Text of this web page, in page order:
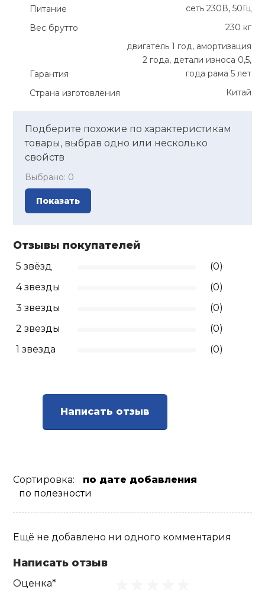
Питание
сеть 230В, 50Гц
Вес брутто
230 кг
Гарантия
двигатель 1 год, амортизация
2 года, детали износа 0,5,
года рама 5 лет
Страна изготовления
Китай
Подберите похожие по характеристикам
товары, выбрав одно или несколько
свойств
Выбрано: 0
Показать
Отзывы покупателей
5 звёзд
(0)
4 звезды
(0)
3 звезды
(0)
2 звезды
(0)
1 звезда
(0)
Написать отзыв
Сортировка:
по дате добавления
по полезности
Ещё не добавлено ни одного комментария
Написать отзыв
Оценка*